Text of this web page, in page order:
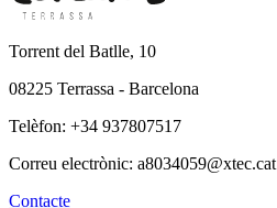
Torrent del Batlle, 10
08225 Terrassa - Barcelona
Telèfon: +34 937807517
Correu electrònic: a8034059@xtec.cat
Contacte